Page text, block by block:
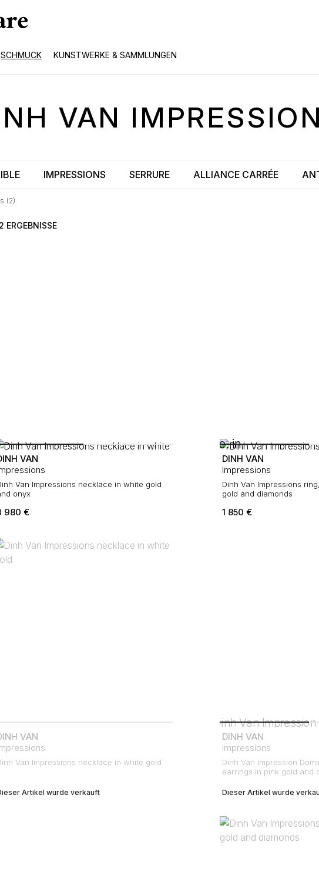
SCHMUCK KUNSTWERKE & SAMMLUNGEN
(2)
VAN
IMPRESSIONS SERRURE ALLIANCE CARRÉE
2 ERGEBNISSE
VAN
Van Impressions necklace in white gold
onyx
980 €
DINH VAN
Impressions
Dinh Van Impressions
gold and diamonds
1 850 €
VAN
Van Impressions necklace in white gold
Artikel wurde verkauft
DINH VAN
Impressions
Dinh Van Impression
earrings in pink gold and
Dieser Artikel wurde